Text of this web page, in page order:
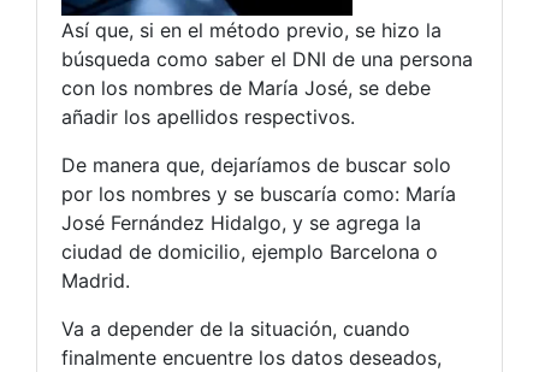
Así que, si en el método previo, se hizo la
búsqueda como saber el DNI de una persona
con los nombres de María José, se debe
añadir los apellidos respectivos.
De manera que, dejaríamos de buscar solo
por los nombres y se buscaría como: María
José Fernández Hidalgo, y se agrega la
ciudad de domicilio, ejemplo Barcelona o
Madrid.
Va a depender de la situación, cuando
finalmente encuentre los datos deseados,